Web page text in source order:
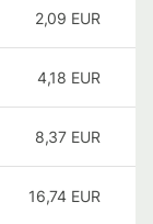
2,09 EUR
4,18 EUR
8,37 EUR
16,74 EUR